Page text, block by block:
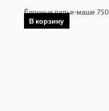
Ёлочные папье-маше 750
В корзину